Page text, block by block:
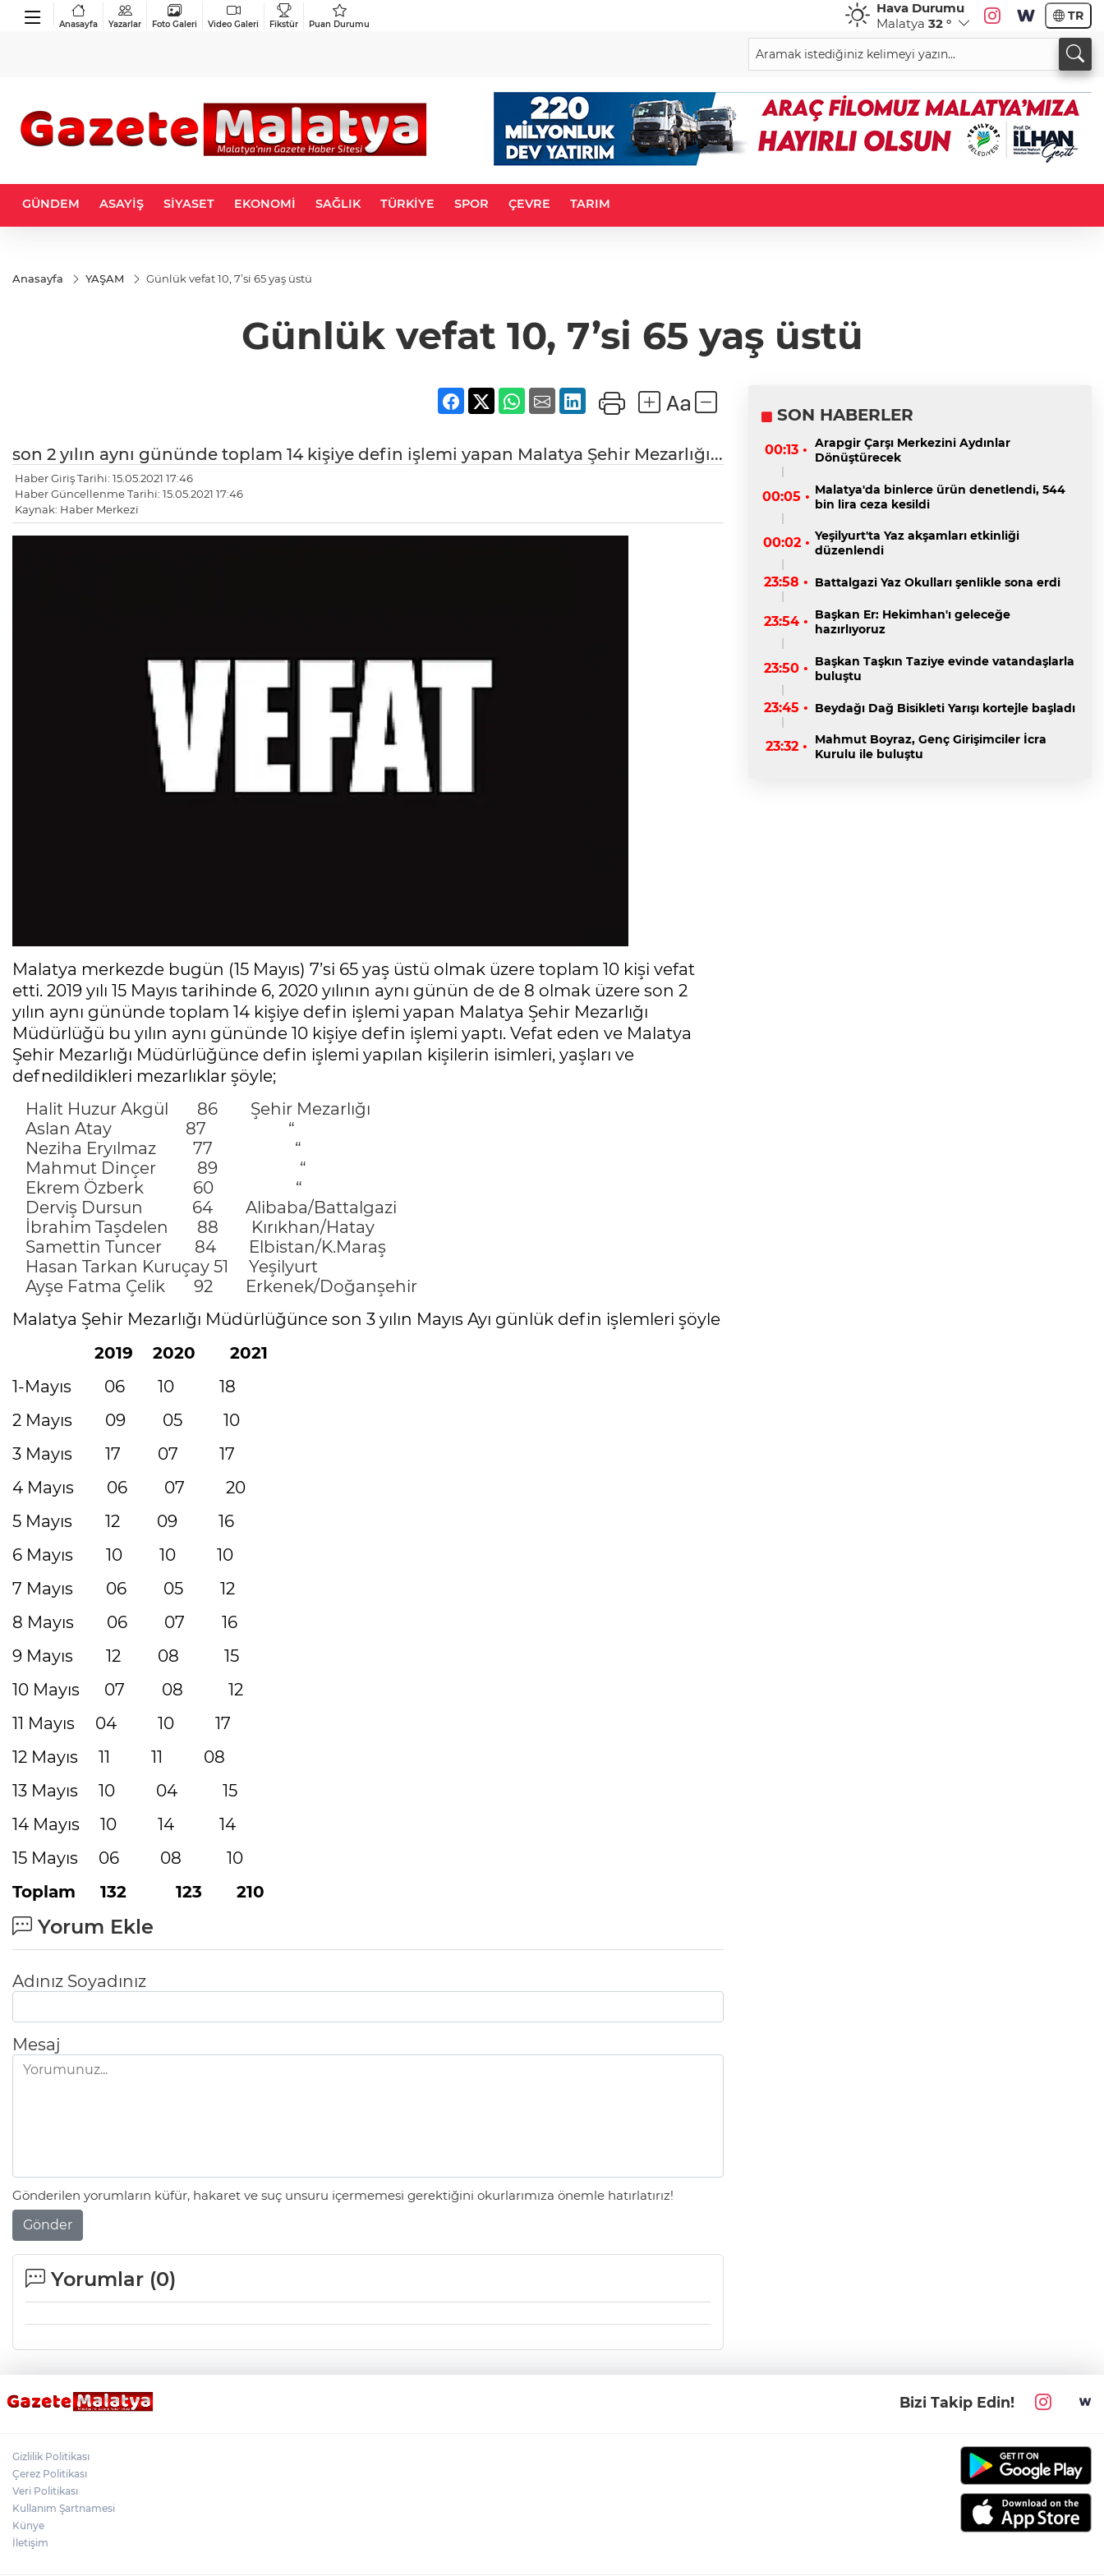
Anasayfa Yazarlar Foto Galeri Video Galeri Fikstür Puan Durumu
Hava Durumu
Malatya 32 ° TR
GÜNDEM ASAYİŞ SİYASET EKONOMİ SAĞLIK TÜRKİYE SPOR ÇEVRE TARIM
Anasayfa YAŞAM Günlük vefat 10, 7’si 65 yaş üstü
Günlük vefat 10, 7’si 65 yaş üstü
son 2 yılın aynı gününde toplam 14 kişiye defin işlemi yapan Malatya Şehir Mezarlığı...
Haber Giriş Tarihi: 15.05.2021 17:46
Haber Güncellenme Tarihi: 15.05.2021 17:46
Kaynak: Haber Merkezi
Malatya merkezde bugün (15 Mayıs) 7’si 65 yaş üstü olmak üzere toplam 10 kişi vefat
etti. 2019 yılı 15 Mayıs tarihinde 6, 2020 yılının aynı günün de de 8 olmak üzere son 2
yılın aynı gününde toplam 14 kişiye defin işlemi yapan Malatya Şehir Mezarlığı
Müdürlüğü bu yılın aynı gününde 10 kişiye defin işlemi yaptı. Vefat eden ve Malatya
Şehir Mezarlığı Müdürlüğünce defin işlemi yapılan kişilerin isimleri, yaşları ve
defnedildikleri mezarlıklar şöyle;
Halit Huzur Akgül 86 Şehir Mezarlığı
Aslan Atay 87 “
Neziha Eryılmaz 77 “
Mahmut Dinçer 89 “
Ekrem Özberk 60 “
Derviş Dursun 64 Alibaba/Battalgazi
İbrahim Taşdelen 88 Kırıkhan/Hatay
Samettin Tuncer 84 Elbistan/K.Maraş
Hasan Tarkan Kuruçay 51 Yeşilyurt
Ayşe Fatma Çelik 92 Erkenek/Doğanşehir
Malatya Şehir Mezarlığı Müdürlüğünce son 3 yılın Mayıs Ayı günlük defin işlemleri şöyle
2019 2020 2021
1-Mayıs 06 10 18
2 Mayıs 09 05 10
3 Mayıs 17 07 17
4 Mayıs 06 07 20
5 Mayıs 12 09 16
6 Mayıs 10 10 10
7 Mayıs 06 05 12
8 Mayıs 06 07 16
9 Mayıs 12 08 15
10 Mayıs 07 08 12
11 Mayıs 04 10 17
12 Mayıs 11 11 08
13 Mayıs 10 04 15
14 Mayıs 10 14 14
15 Mayıs 06 08 10
Toplam 132 123 210
Yorum Ekle
Adınız Soyadınız
Mesaj
Gönderilen yorumların küfür, hakaret ve suç unsuru içermemesi gerektiğini okurlarımıza önemle hatırlatırız!
Gönder
Yorumlar (0)
SON HABERLER
00:13 • Arapgir Çarşı Merkezini Aydınlar
Dönüştürecek
00:05 • Malatya'da binlerce ürün denetlendi, 544
bin lira ceza kesildi
00:02 • Yeşilyurt'ta Yaz akşamları etkinliği
düzenlendi
23:58 • Battalgazi Yaz Okulları şenlikle sona erdi
23:54 • Başkan Er: Hekimhan'ı geleceğe
hazırlıyoruz
23:50 • Başkan Taşkın Taziye evinde vatandaşlarla
buluştu
23:45 • Beydağı Dağ Bisikleti Yarışı kortejle başladı
23:32 •
Mahmut Boyraz, Genç Girişimciler İcra
Kurulu ile buluştu
Bizi Takip Edin!
Gizlilik Politikası
Çerez Politikası
Veri Politikası
Kullanım Şartnamesi
Künye
İletişim